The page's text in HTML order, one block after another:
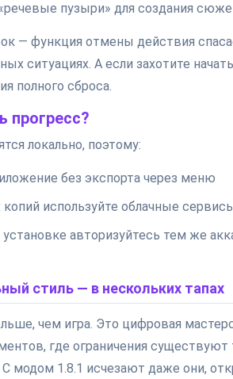
пузыри» для создания
— функция отмены действия
ситуациях. А если захотите
полного сброса.
прогресс?
локально, поэтому:
без экспорта через меню
используйте облачные
авторизуйтесь тем же
стиль — в нескольких тапах
чем игра. Это цифровая
где ограничения существуют
модом 1.8.1 исчезают даже они,